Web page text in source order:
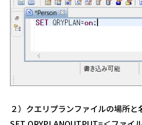
２）クエリプランファイルの場所と